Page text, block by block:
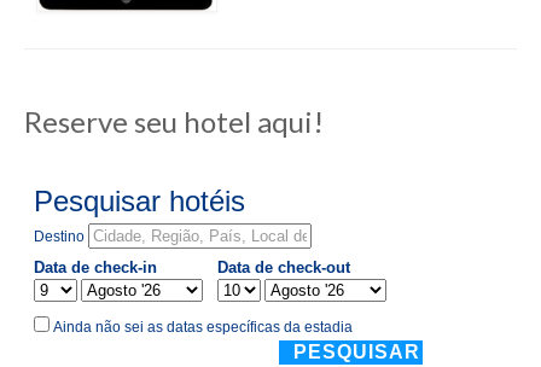
Reserve seu hotel aqui!